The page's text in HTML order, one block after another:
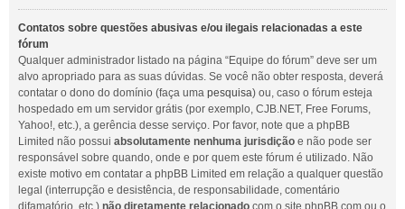
Contatos sobre questões abusivas e/ou ilegais relacionadas a este
fórum
Qualquer administrador listado na página “Equipe do fórum” deve ser um
alvo apropriado para as suas dúvidas. Se você não obter resposta, deverá
contatar o dono do domínio (faça uma pesquisa) ou, caso o fórum esteja
hospedado em um servidor grátis (por exemplo, CJB.NET, Free Forums,
Yahoo!, etc.), a gerência desse serviço. Por favor, note que a phpBB
Limited não possui absolutamente nenhuma jurisdição e não pode ser
responsável sobre quando, onde e por quem este fórum é utilizado. Não
existe motivo em contatar a phpBB Limited em relação a qualquer questão
legal (interrupção e desistência, de responsabilidade, comentário
difamatório, etc.) não diretamente relacionado com o site phpBB.com ou o